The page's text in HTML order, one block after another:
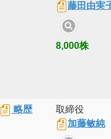
藤田由実
8,000株
略歴
取締役
加藤敏純